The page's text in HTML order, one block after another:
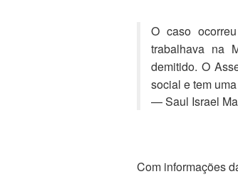
O caso
trabalhava na
demitido. O
social e tem
— Saul Israel
Com informações